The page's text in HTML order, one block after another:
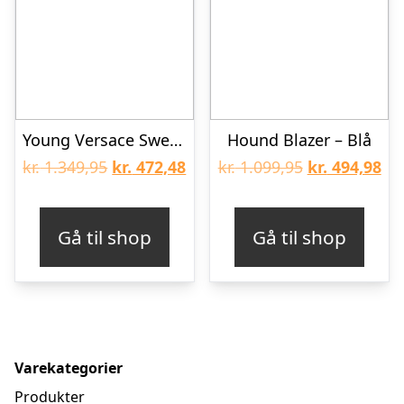
Young Versace Sweatshirt – Støvet Blå m. Sølv Logo
kr.1.349,95 Den
kr. 1.349,95.
kr. 472,48Den
kr. 472,48.
Gå til shop
Hound Blazer – Blå
kr.1.099,95 Den
kr. 1.099,95.
kr. 494,98
kr.
Gå til shop
Varekategorier
Produkter